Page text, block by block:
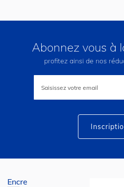
Abonnez vous à
profitez ainsi de nos
lettre
Encre